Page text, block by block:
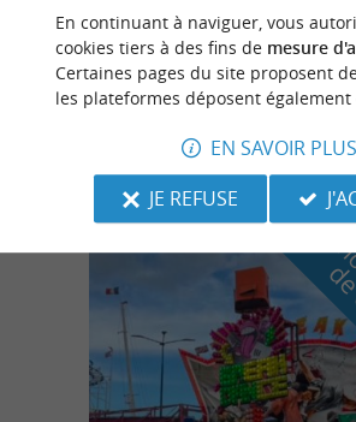
Seignosse 4 km
En continuant à naviguer, vous
cookies tiers à des fins de mesure
Certaines pages du site proposent
les plateformes déposent également
EN SAVOIR PLUS
JE REFUSE